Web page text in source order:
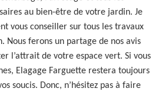
au bien-être de votre jardin. Je
vous conseiller sur tous les travaux
Nous ferons un partage de nos avis
l’attrait de votre espace vert. Si vous
Elagage Farguette restera toujours
soucis. Donc, n’hésitez pas à faire